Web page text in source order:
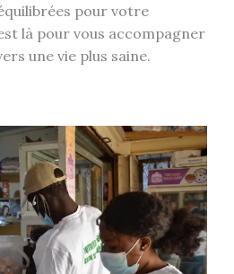
pour votre
là pour vous accompagner
une vie plus saine.